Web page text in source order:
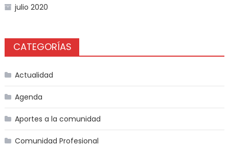
julio 2020
CATEGORÍAS
Actualidad
Agenda
Aportes a la comunidad
Comunidad Profesional